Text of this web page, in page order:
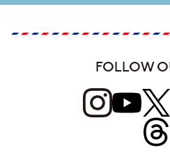
FOLLOW